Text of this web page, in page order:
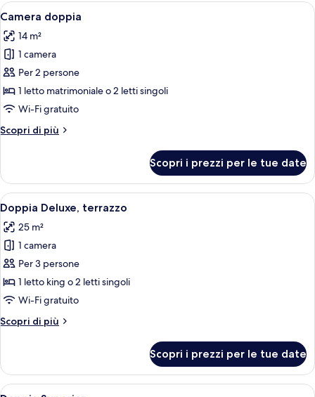
Apri
tutte
le
foto
per
Camera
doppia
Minibar, cassaforte in camera, una
4
Camera doppia
14 m²
1 camera
Per 2 persone
1 letto matrimoniale o 2 letti singoli
Wi-Fi gratuito
Scopri di più
Altri
doppia
Scopri i prezzi per le tue date
Apri
tutte
le
foto
per
Doppia
Deluxe,
Camera d'albergo con due letti,
4
Doppia Deluxe, terrazzo
25 m²
1 camera
Per 3 persone
1 letto king o 2 letti singoli
Wi-Fi gratuito
Scopri di più
Altri
Deluxe,
terrazzo
Scopri i prezzi per le tue date
Apri
Una camera d'hotel con un letto